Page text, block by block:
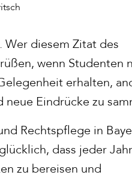
Wer diesem Zitat des
wenn Studenten
erhalten,
Eindrücke zu
Rechtspflege in
dass jeder
zu bereisen und